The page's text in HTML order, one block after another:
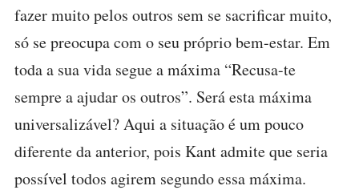
fazer muito pelos outros sem se sacrificar muito,
só se preocupa com o seu próprio bem-estar. Em
toda a sua vida segue a máxima “Recusa-te
sempre a ajudar os outros”. Será esta máxima
universalizável? Aqui a situação é um pouco
diferente da anterior, pois Kant admite que seria
possível todos agirem segundo essa máxima.